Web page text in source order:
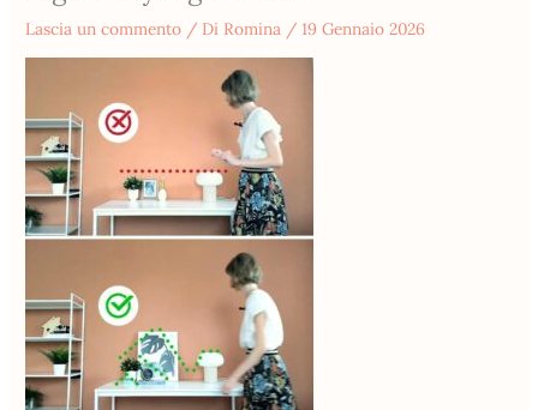
Lascia un commento / Di Romina /19 Gennaio 2026